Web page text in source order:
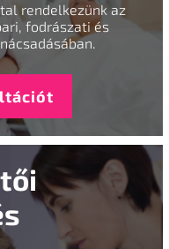
rendelkezünk az
fodrászati és